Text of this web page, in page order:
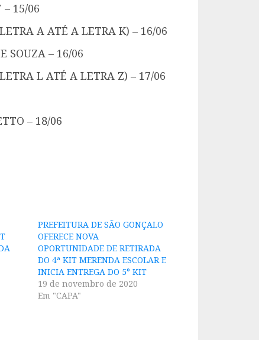
– 15/06
A ATÉ A LETRA K) – 16/06
SOUZA – 16/06
L ATÉ A LETRA Z) – 17/06
– 18/06
PREFEITURA DE SÃO GONÇALO
OFERECE NOVA
OPORTUNIDADE DE RETIRADA
DO 4ª KIT MERENDA ESCOLAR E
INICIA ENTREGA DO 5° KIT
19 de novembro de 2020
Em "CAPA"